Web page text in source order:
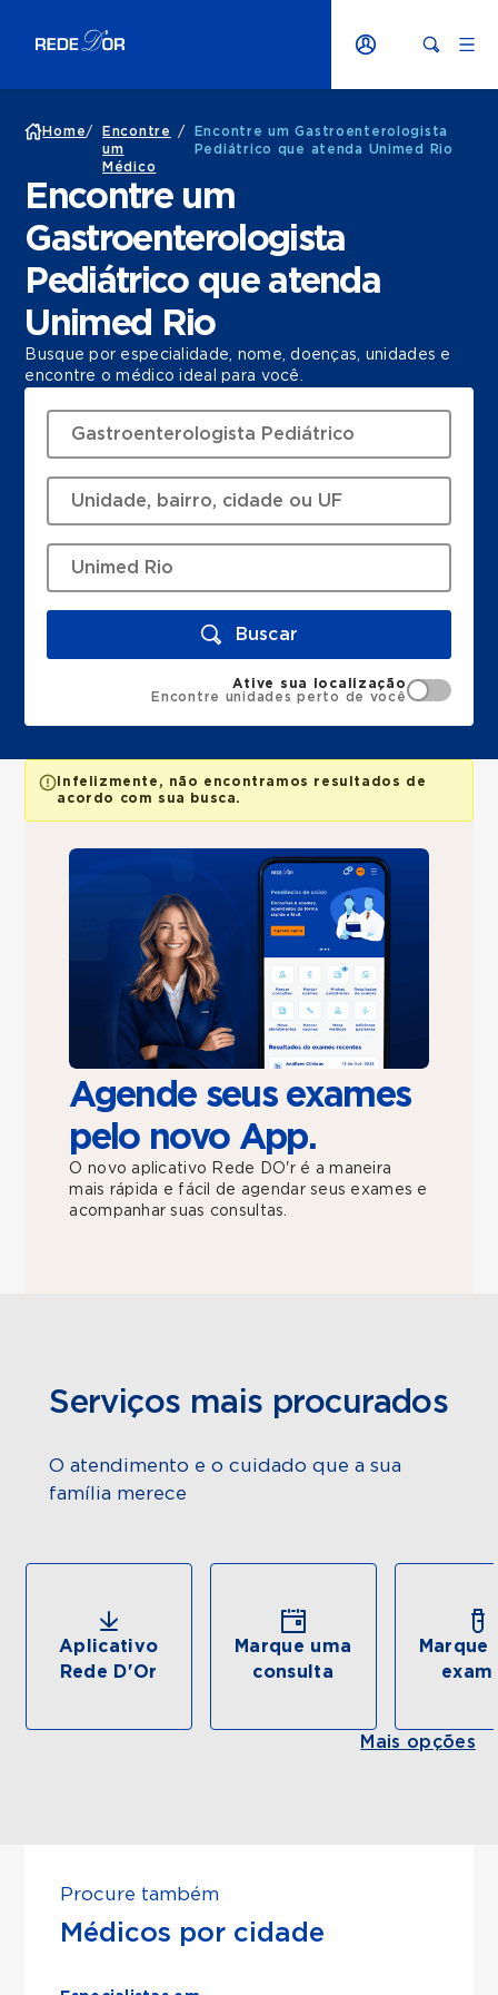
Home/
Encontre
um
Médico
/
Encontre um Gastroenterologista
Pediátrico que atenda Unimed Rio
Encontre um
Gastroenterologista
Pediátrico que atenda
Unimed Rio
Busque por especialidade, nome, doenças, unidades e
encontre o médico ideal para você.
Buscar
Ative sua localização
Encontre unidades perto de você
Infelizmente, não encontramos resultados de
acordo com sua busca.
Agende seus exames
pelo novo App.
O novo aplicativo Rede DO'r é a maneira
mais rápida e fácil de agendar seus exames e
acompanhar suas consultas.
Serviços mais procurados
O atendimento e o cuidado que a sua
família merece
Aplicativo
Rede D'Or
Marque uma
consulta
Marque
Mais opções
Procure também
Médicos por cidade